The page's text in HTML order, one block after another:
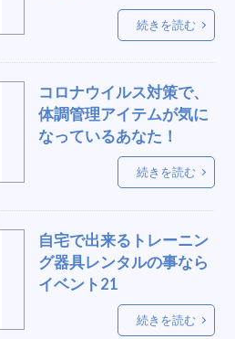
動
すのこ
演目台
お茶の間
式典リボン
パラソル
用椅子
間仕切り
書類整理
スタンド式
光るスツール
台 テントレンタル
感激
ゲーミング
学び
ペンサー
出会う
続きを読む
コロナウイルス対策で、
体調管理アイテムが気に
なっているあなた！
続きを読む
自宅で出来るトレーニン
グ器具レンタルの事なら
イベント21
続きを読む